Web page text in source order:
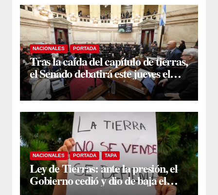
NACIONALES PORTADA
Tras la caída del capítulo de tierras,
el Senado debatirá este jueves el
proyecto sobre propiedad privada
NACIONALES PORTADA TAPA
Ley de Tierras: ante la presión, el
Gobierno cedió y dio de baja el